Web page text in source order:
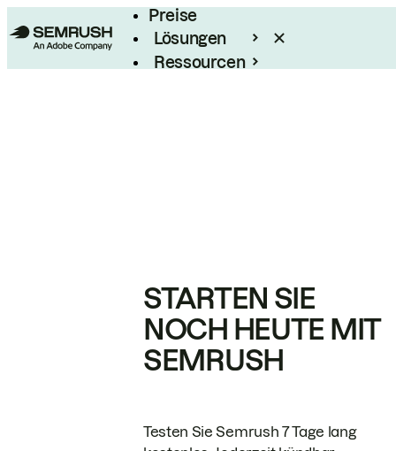
Preise
Lösungen
Ressourcen
STARTEN SIE
NOCH HEUTE MIT
SEMRUSH
Testen Sie Semrush 7 Tage lang